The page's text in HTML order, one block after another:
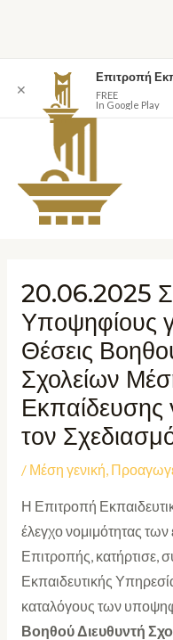
20.06.2025
Υποψηφίους
Θέσεις
Σχολείων
Εκπαίδευσης
τον
/ Μέση γενική,
Η Επιτροπή
έλεγχο νομιμότητας
Επιτροπής, κατήρτισε,
Εκπαιδευτικής
καταλόγους των
ΒοηθούΔιευθυντή
✕
Επιτροπή
FREE
In Google Play